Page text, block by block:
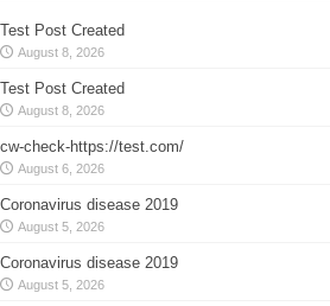
Test Post Created
August 8, 2026
Test Post Created
August 8, 2026
cw-check-https://test.com/
August 6, 2026
Coronavirus disease 2019
August 5, 2026
Coronavirus disease 2019
August 5, 2026